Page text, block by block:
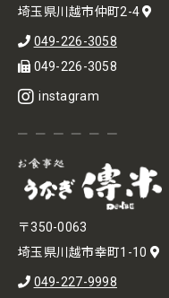
埼玉県川越市仲町2-4
049-226-3058
049-226-3058
instagram
〒350-0063
埼玉県川越市幸町1-10
049-227-9998